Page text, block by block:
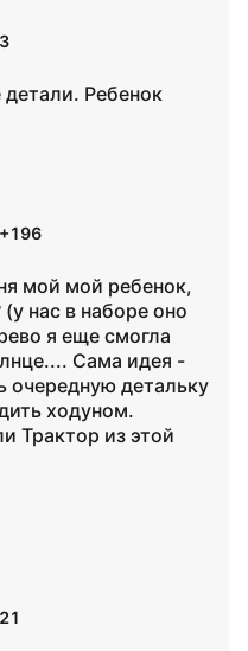
Ребенок
+196
мой мой ребенок,
нас в наборе оно
я еще смогла
Сама идея -
очередную детальку
ходуном.
Трактор из этой